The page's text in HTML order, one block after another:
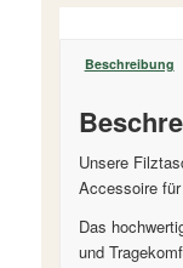
Beschreibung
Unsere
Accessoire
Das
und